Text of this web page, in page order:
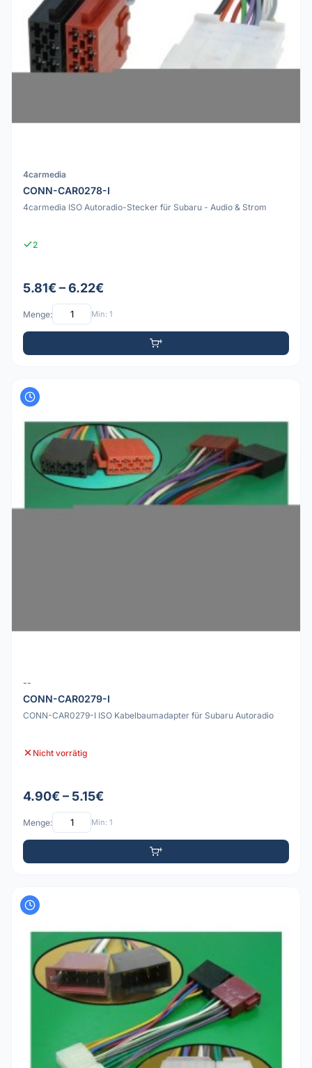
4carmedia
CONN-CAR0278-I
4carmedia ISO Autoradio-Stecker für Subaru - Audio & Strom
2
5.81€ – 6.22€
Menge: Min: 1
--
CONN-CAR0279-I
CONN-CAR0279-I ISO Kabelbaumadapter für Subaru Autoradio
Nicht vorrätig
4.90€ – 5.15€
Menge: Min: 1